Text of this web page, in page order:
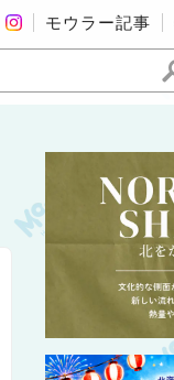
モウラー記事